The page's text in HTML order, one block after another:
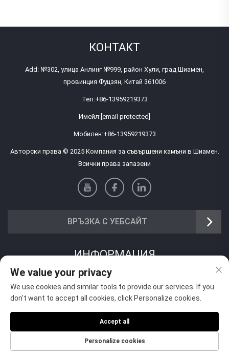
КОНТАКТ
Add: №302, улица Анлинг №999, район Хули, град Шиамен,
провинция Фуцзян, Китай 361006
Тел:+86-13959219373
Имейл: [email protected]
Мобилен:+86-13959219373
Авторски права © 2025 Компания за съвършени камъни в Шиамен.
Всички права запазени
ВРЪЗКА С УЕБСАЙТ
ИНФОРМАЦИЯ
Запишете се, за да получавате нашия седмичен бюлетин
Изпрати
We value your privacy
We use cookies and similar tools to provide our services. If you
don't want to accept all cookies, click Personalize cookies.
Personalize cookies
Accept all